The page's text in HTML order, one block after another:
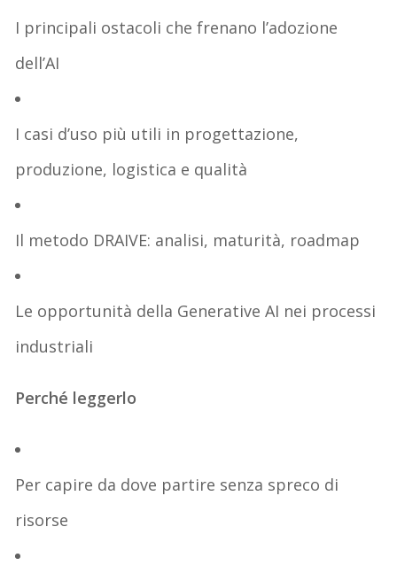
I principali ostacoli che frenano l’adozione
dell’AI
I casi d’uso più utili in progettazione,
produzione, logistica e qualità
Il metodo DRAIVE: analisi, maturità, roadmap
Le opportunità della Generative AI nei processi
industriali
Perché leggerlo
Per capire da dove partire senza spreco di
risorse